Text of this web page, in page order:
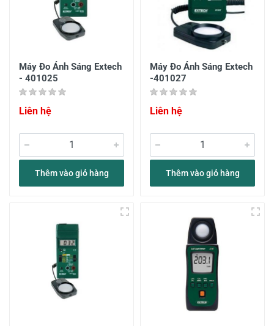
Máy Đo Ánh Sáng Extech
- 401025
Liên hệ
Thêm vào giỏ hàng
Máy Đo Ánh Sáng Extech
-401027
Liên hệ
Thêm vào giỏ hàng